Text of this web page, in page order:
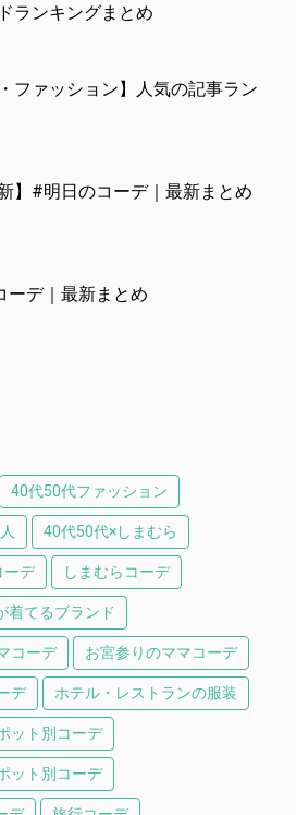
ランキングまとめ
・ファッション】人気の記事ラン
新】#明日のコーデ｜最新まとめ
ーデ｜最新まとめ
40代50代ファッション
40代50代×しまむら
ーデ しまむらコーデ
着てるブランド
コーデ お宮参りのママコーデ
デ ホテル・レストランの服装
ット別コーデ
ット別コーデ